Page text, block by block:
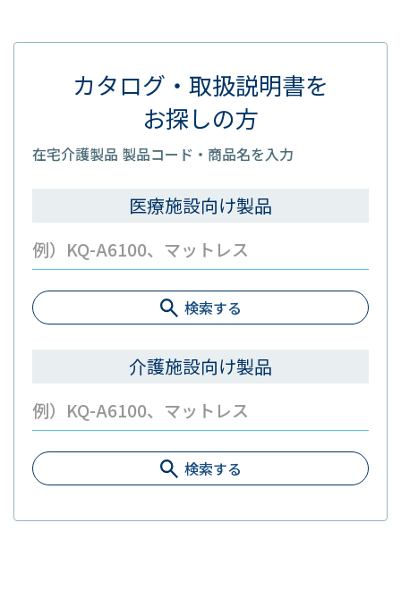
カタログ・取扱説明書を
お探しの方
在宅介護製品 製品コード・商品名を入力
医療施設向け製品
検索する
介護施設向け製品
検索する